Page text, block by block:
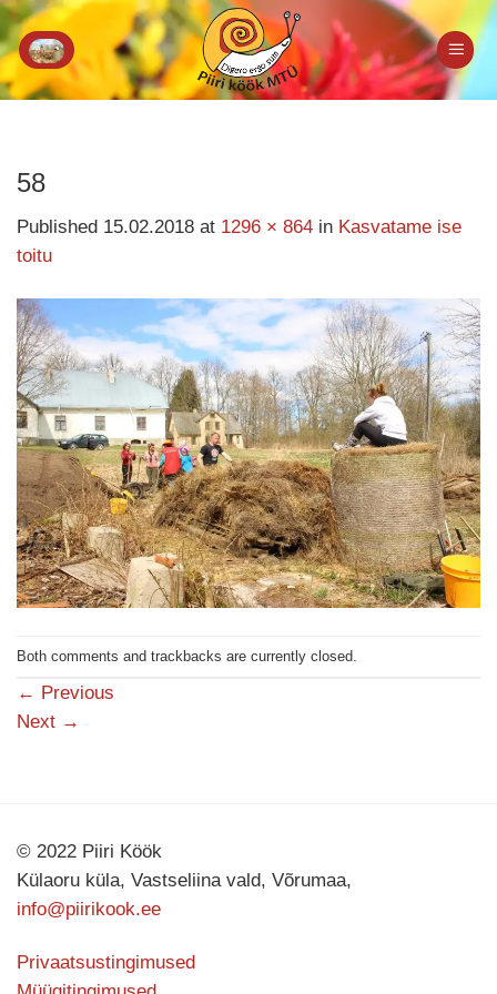
Skip
to
content
58
Published 15.02.2018 at 1296 × 864 in Kasvatame ise
toitu
Both comments and trackbacks are currently closed.
← Previous
Next →
© 2022 Piiri Köök
Külaoru küla, Vastseliina vald, Võrumaa,
info@piirikook.ee
Privaatsustingimused